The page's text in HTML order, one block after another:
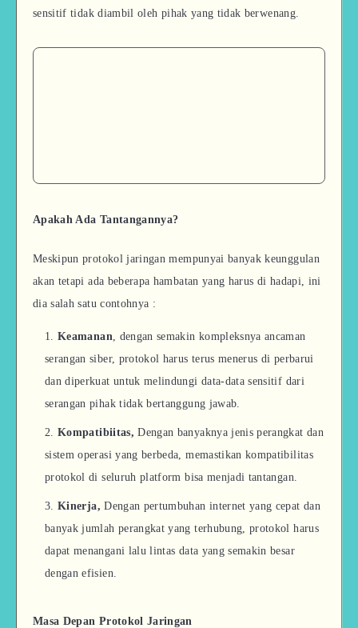
sensitif tidak diambil oleh pihak yang tidak berwenang.
Apakah Ada Tantangannya?
Meskipun protokol jaringan mempunyai banyak keunggulan
akan tetapi ada beberapa hambatan yang harus di hadapi, ini
dia salah satu contohnya :
Keamanan , dengan semakin kompleksnya ancaman
serangan siber, protokol harus terus menerus di perbarui
dan diperkuat untuk melindungi data-data sensitif dari
serangan pihak tidak bertanggung jawab.
Kompatibiitas,Dengan banyaknya jenis perangkat dan
sistem operasi yang berbeda, memastikan kompatibilitas
protokol di seluruh platform bisa menjadi tantangan.
Kinerja,Dengan pertumbuhan internet yang cepat dan
banyak jumlah perangkat yang terhubung, protokol harus
dapat menangani lalu lintas data yang semakin besar
dengan efisien.
Masa Depan Protokol Jaringan